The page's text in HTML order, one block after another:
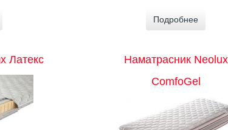
Подробнее
Латекс
Наматрасник Neolux
ComfoGel